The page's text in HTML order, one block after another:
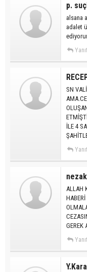
p.
alsana
adalet
SN
İLE 4
ALLAH
GEREK